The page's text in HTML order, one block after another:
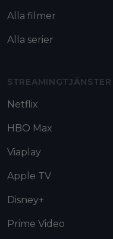
Alla filmer
Alla serier
STREAMINGTJÄNSTER
Netflix
HBO Max
Viaplay
Apple TV
Disney+
Prime Video